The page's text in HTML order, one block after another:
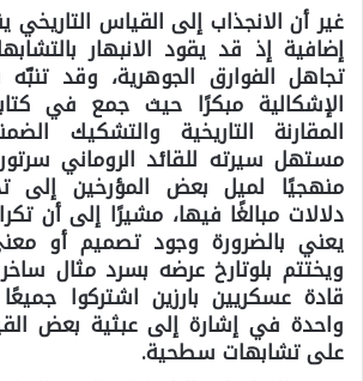
غير أن الانجذاب إلى القياس
إضافية إذ قد يقود الانبهار
تجاهل الفوارق الجوهرية، وقد
الإشكالية مبكرًا حيث جمع في
المقارنة التاريخية والتشكيك
مستهل سيرته للقائد الروماني
منهجيًا لميل بعض المؤرخين إلى
دلالات مبالغًا فيها، مشيرًا إلى أن
يعني بالضرورة وجود تصميم أو
ويختتم بلوتارخ عرضه بسرد مثال
قادة عسكريين بارزين اشتركوا
واحدة في إشارة إلى عبثية بعض
على تشابهات سطحية.